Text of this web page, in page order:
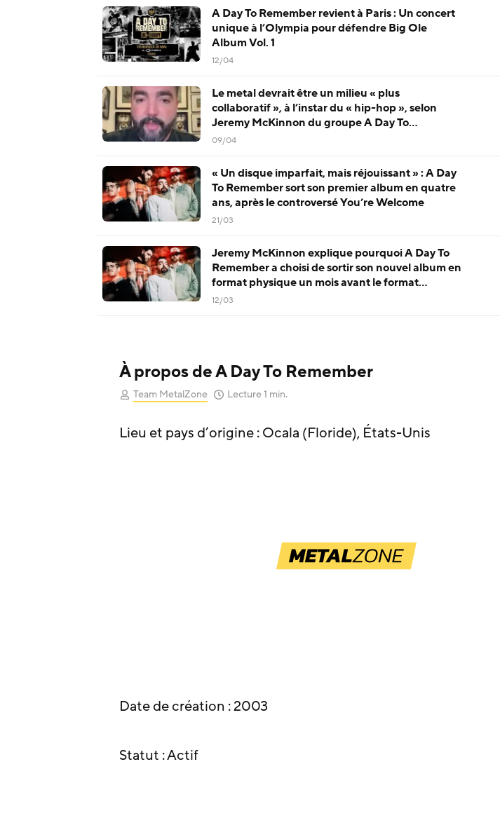
Team MetalZone Lecture 1 min.
À propos de A Day To Remember
Lieu et pays d’origine : Ocala (Floride), États-Unis
Date de création : 2003
Statut : Actif
A Day To Remember revient à Paris : Un concert
unique à l’Olympia pour défendre Big Ole
Album Vol. 1
12/04
Le metal devrait être un milieu « plus
collaboratif », à l’instar du « hip-hop », selon
Jeremy McKinnon du groupe A Day To
Remember
09/04
« Un disque imparfait, mais réjouissant » : A Day
To Remember sort son premier album en quatre
ans, après le controversé You’re Welcome
21/03
Jeremy McKinnon explique pourquoi A Day To
Remember a choisi de sortir son nouvel album en
format physique un mois avant le format
numérique
12/03